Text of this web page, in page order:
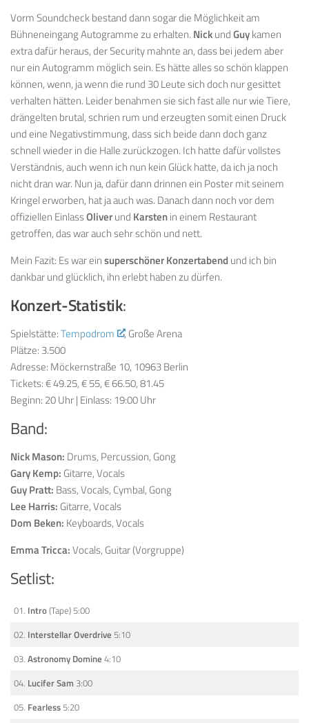
Vorm Soundcheck bestand dann sogar die Möglichkeit am
Bühneneingang Autogramme zu erhalten. NickundGuykamen
extra dafür heraus, der Security mahnte an, dass bei jedem aber
nur ein Autogramm möglich sein. Es hätte alles so schön klappen
können, wenn, ja wenn die rund 30 Leute sich doch nur gesittet
verhalten hätten. Leider benahmen sie sich fast alle nur wie Tiere,
drängelten brutal, schrien rum und erzeugten somit einen Druck
und eine Negativstimmung, dass sich beide dann doch ganz
schnell wieder in die Halle zurückzogen. Ich hatte dafür vollstes
Verständnis, auch wenn ich nun kein Glück hatte, da ich ja noch
nicht dran war. Nun ja, dafür dann drinnen ein Poster mit seinem
Kringel erworben, hat ja auch was. Danach dann noch vor dem
offiziellen EinlassOliverund Karstenin einem Restaurant
getroffen, das war auch sehr schön und nett.
Mein Fazit: Es war einsuperschöner Konzertabend und ich bin
dankbar und glücklich, ihn erlebt haben zu dürfen.
Konzert-Statistik:
Spielstätte:Tempodrom
, Große Arena
Plätze: 3.500
Adresse: Möckernstraße 10, 10963 Berlin
Tickets: € 49.25, € 55, € 66.50, 81.45
Beginn: 20 Uhr | Einlass: 19:00 Uhr
Band:
Nick Mason: Drums, Percussion, Gong
Gary Kemp: Gitarre, Vocals
Guy Pratt: Bass, Vocals, Cymbal, Gong
Lee Harris: Gitarre, Vocals
Dom Beken: Keyboards, Vocals
Emma Tricca:Vocals, Guitar (Vorgruppe)
Setlist:
01. Intro(Tape) 5:00
02. Interstellar Overdrive 5:10
03. Astronomy Domine 4:10
04. Lucifer Sam 3:00
05. Fearless 5:20